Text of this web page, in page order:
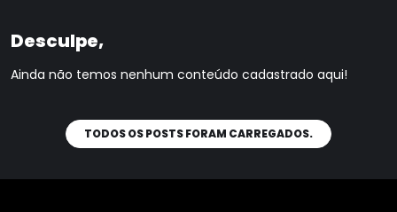
Desculpe,
Ainda não temos nenhum conteúdo cadastrado aqui!
TODOS OS POSTS FORAM CARREGADOS.